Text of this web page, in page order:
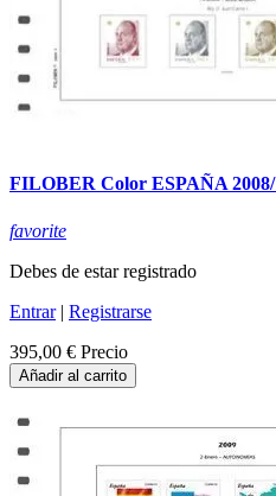
FILOBER Color ESPAÑA 2008/
favorite
Debes de estar registrado
Entrar| Registrarse
395,00 € Precio
Añadir al carrito